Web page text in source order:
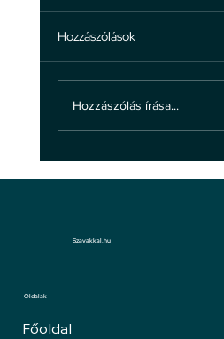
Hozzászólások
Hozzászólás írása...
Szavakkal.hu
Oldalak
Főoldal